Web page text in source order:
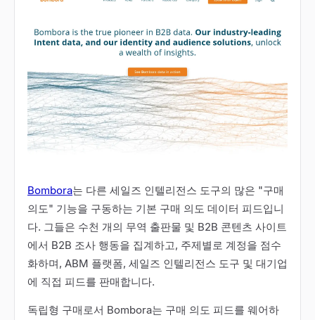
Bombora는 다른 세일즈 인텔리전스 도구의 많은 "구매
의도" 기능을 구동하는 기본 구매 의도 데이터 피드입니
다. 그들은 수천 개의 무역 출판물 및 B2B 콘텐츠 사이트
에서 B2B 조사 행동을 집계하고, 주제별로 계정을 점수
화하며, ABM 플랫폼, 세일즈 인텔리전스 도구 및 대기업
에 직접 피드를 판매합니다.
독립형 구매로서 Bombora는 구매 의도 피드를 웨어하